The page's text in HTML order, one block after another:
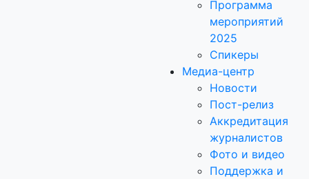
Программа
мероприятий
2025
Спикеры
Медиа-центр
Новости
Пост-релиз
Аккредитация
журналистов
Фото и видео
Поддержка и